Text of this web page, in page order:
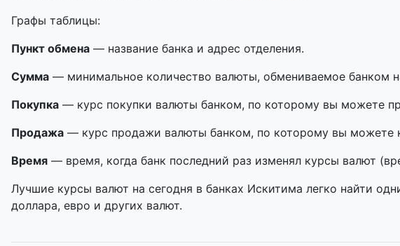
Графы таблицы:
Пункт обмена — название банка и адрес отделения.
Сумма — минимальное количество валюты, обмениваемое банком
Покупка — курс покупки валюты банком, по которому вы можете
Продажа — курс продажи валюты банком, по которому вы можете
Время — время, когда банк последний раз изменял курсы валют
Лучшие курсы валют на сегодня в банках Искитима легко найти
доллара, евро и других валют.